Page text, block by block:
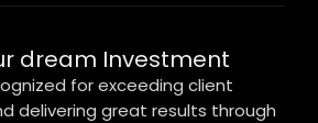
dream Investment
for exceeding client
delivering great results through